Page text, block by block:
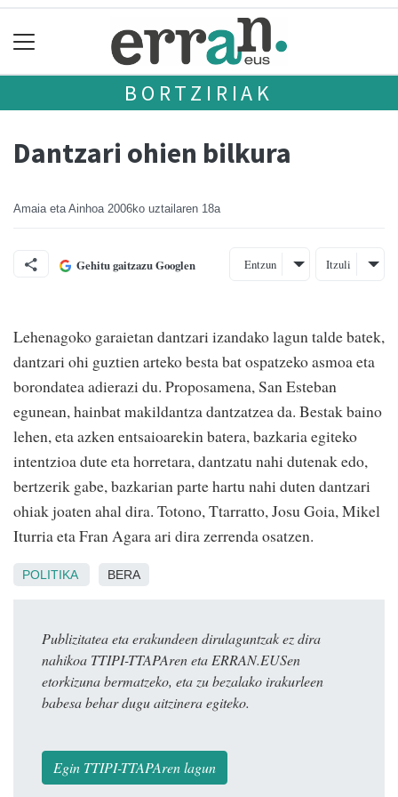
BORTZIRIAK
Dantzari ohien bilkura
Amaia eta Ainhoa 2006ko uztailaren 18a
Gehitu gaitzazu Googlen Entzun Itzuli
Lehenagoko garaietan dantzari izandako lagun talde batek,
dantzari ohi guztien arteko besta bat ospatzeko asmoa eta
borondatea adierazi du. Proposamena, San Esteban
egunean, hainbat makildantza dantzatzea da. Bestak baino
lehen, eta azken entsaioarekin batera, bazkaria egiteko
intentzioa dute eta horretara, dantzatu nahi dutenak edo,
bertzerik gabe, bazkarian parte hartu nahi duten dantzari
ohiak joaten ahal dira. Totono, Ttarratto, Josu Goia, Mikel
Iturria eta Fran Agara ari dira zerrenda osatzen.
POLITIKA BERA
Publizitatea eta erakundeen dirulaguntzak ez dira
nahikoa TTIPI-TTAPAren eta ERRAN.EUSen
etorkizuna bermatzeko, eta zu bezalako irakurleen
babesa behar dugu aitzinera egiteko.
Egin TTIPI-TTAPAren lagun